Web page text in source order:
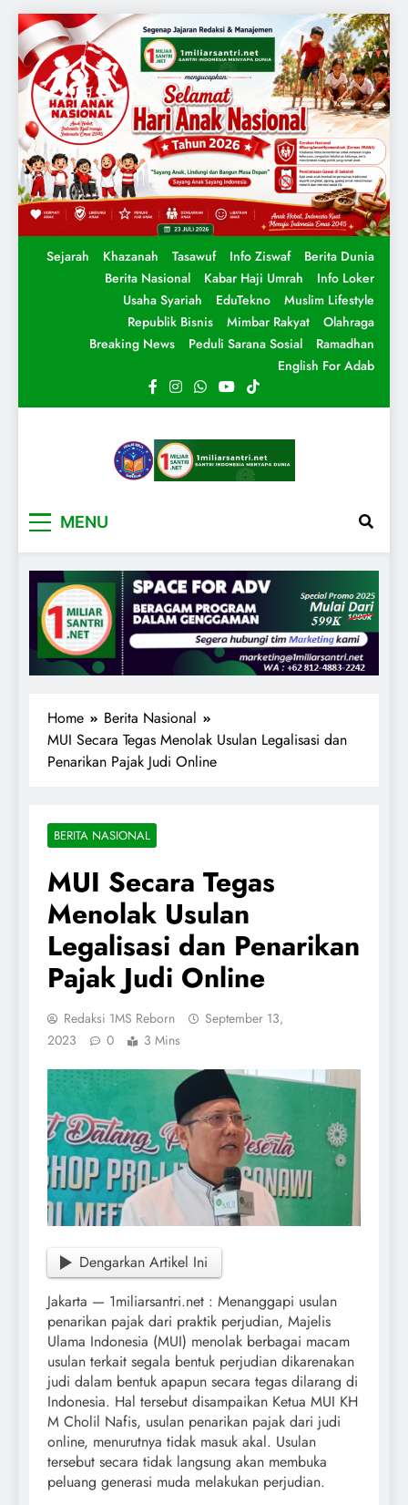
Sejarah Khazanah Tasawuf Info Ziswaf
Berita Dunia
Berita Nasional
Kabar Haji Umrah
Info Loker
Usaha Syariah
EduTekno
Muslim Lifestyle
Republik Bisnis
Mimbar Rakyat
Olahraga
Breaking News
Peduli Sarana Sosial
Ramadhan
English For Adab
MENU
Home
Berita Nasional
MUI Secara Tegas Menolak Usulan Legalisasi dan
Penarikan Pajak Judi Online
BERITA NASIONAL
MUI Secara Tegas
Menolak Usulan
Legalisasi dan Penarikan
Pajak Judi Online
Redaksi 1MS Reborn
September 13,
2023
0 3 Mins
Dengarkan Artikel Ini
Jakarta — 1miliarsantri.net : Menanggapi usulan
penarikan pajak dari praktik perjudian, Majelis
Ulama Indonesia (MUI) menolak berbagai macam
usulan terkait segala bentuk perjudian dikarenakan
judi dalam bentuk apapun secara tegas dilarang di
Indonesia. Hal tersebut disampaikan Ketua MUI KH
M Cholil Nafis, usulan penarikan pajak dari judi
online, menurutnya tidak masuk akal. Usulan
tersebut secara tidak langsung akan membuka
peluang generasi muda melakukan perjudian.